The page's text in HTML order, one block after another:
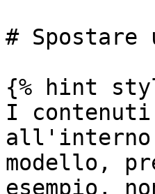
# Spostare
{% hint
I contenuti
all'interno
modello,
esempio,